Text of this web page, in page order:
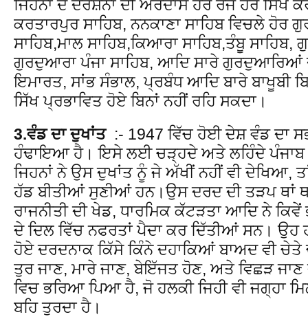
ਜਿਹਨਾਂ ਦੇ ਦਰਸ਼ਨਾਂ ਦੀ ਅਰਦਾਸ ਹਰ ਰੋਜ ਹਰ ਸਿੱਖ
ਕਰਤਾਰਪੁਰ ਸਾਹਿਬ, ਨਨਕਾਣਾ ਸਾਹਿਬ ਵਿਚਲੇ ਹੋਰ
ਸਾਹਿਬ,ਮਾਲ ਸਾਹਿਬ,ਕਿਆਰਾ ਸਾਹਿਬ,ਤੰਬੂ ਸਾਹਿਬ,
ਗੁਰਦੁਆਰਾ ਪੰਜਾ ਸਾਹਿਬ, ਆਦਿ ਸਾਰੇ ਗੁਰਦੁਆਰਿਆਂ
ਇਮਾਰਤ, ਸਾਂਭ ਸੰਭਾਲ, ਪ੍ਰਬੰਧ ਆਦਿ ਬਾਰੇ ਬਾਖੂਬੀ
ਸਿੱਖ ਪ੍ਰਭਾਵਿਤ ਹੋਏ ਬਿਨਾਂ ਨਹੀਂ ਰਹਿ ਸਕਦਾ।
3.ਵੰਡ ਦਾ ਦੁਖਾਂਤ :- 1947 ਵਿੱਚ ਹੋਈ ਦੇਸ਼ ਵੰਡ ਦਾ
ਹੰਢਾਇਆ ਹੈ। ਇਸੇ ਲਈ ਚੜ੍ਹਦੇ ਅਤੇ ਲਹਿੰਦੇ ਪੰਜਾਬ
ਜਿਹਨਾਂ ਨੇ ਉਸ ਦੁਖਾਂਤ ਨੂੰ ਜੇ ਅੱਖੀਂ ਨਹੀਂ ਵੀ
ਹੱਡ ਬੀਤੀਆਂ ਸੁਣੀਆਂ ਹਨ।ਉਸ ਦਰਦ ਦੀ ਤੜਪ ਥਾਂ
ਰਾਜਨੀਤੀ ਦੀ ਖੇਡ, ਧਾਰਮਿਕ ਕੱਟੜਤਾ ਆਦਿ ਨੇ
ਦੇ ਦਿਲ ਵਿੱਚ ਨਫਰਤਾਂ ਪੈਦਾ ਕਰ ਦਿੱਤੀਆਂ ਸਨ।
ਹੋਏ ਦਰਦਨਾਕ ਕਿੱਸੇ ਕਿੰਨੇ ਦਹਾਕਿਆਂ ਬਾਅਦ ਵੀ
ਤੁਰ ਜਾਣ, ਮਾਰੇ ਜਾਣ, ਬੇਇੱਜਤ ਹੋਣ, ਅਤੇ ਵਿਛੜ ਜਾਣ
ਵਿਚ ਭਰਿਆ ਪਿਆ ਹੈ, ਜੋ ਹਲਕੀ ਜਿਹੀ ਵੀ ਜਗ੍ਹਾ
ਬਹਿ ਤੁਰਦਾ ਹੈ।